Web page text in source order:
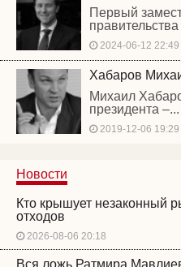
Первый
2024-06-12 22:49
Хабаров
Михаил
президента –...
2019-12-06 19:29
Новости
Кто крышует незаконный
отходов
2026-08-06 20:18